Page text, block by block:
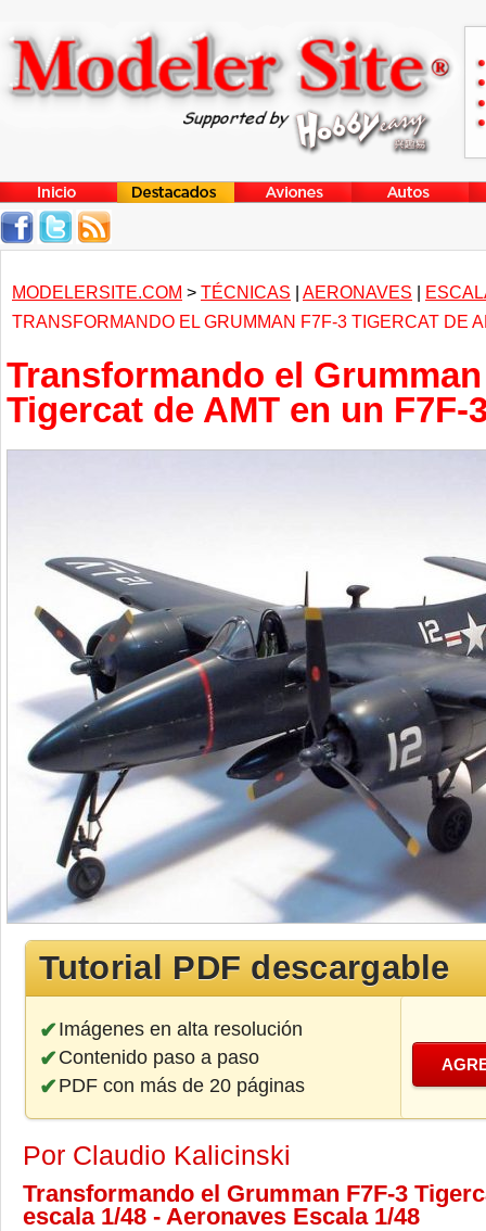
MODELERSITE.COM > TÉCNICAS | AERONAVES |
TRANSFORMANDO EL GRUMMAN F7F-3 TIGERCAT DE
Transformando el Grumman
Tigercat de AMT en un F7F-
Tutorial PDF descargable
Imágenes en alta resolución
Contenido paso a paso
PDF con más de 20 páginas
Por Claudio Kalicinski
Transformando el Grumman F7F-3
escala 1/48 - Aeronaves Escala 1/48